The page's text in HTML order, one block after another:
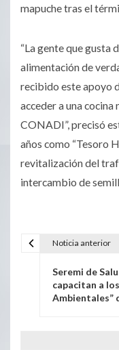
mapuche tras el
“La gente que gusta
alimentación de
recibido este apoyo
acceder a una cocina
CONADI”, precisó
años como “Tesoro
revitalización del
intercambio de
Noticia anterior
Seremi de
capacitan a
Ambientales”